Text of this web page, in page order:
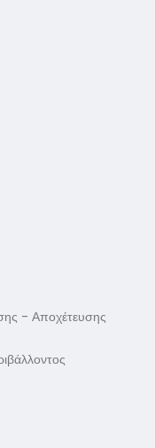
- Αποχέτευσης